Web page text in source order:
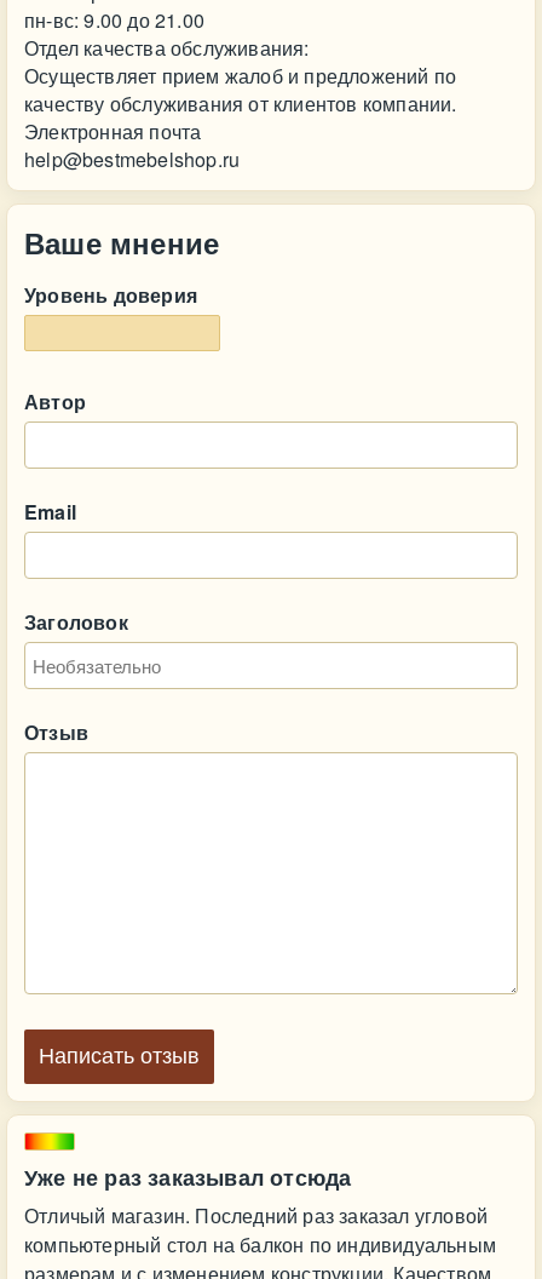
Уже не раз заказывал отсюда
Отличый магазин. Последний раз заказал угловой
компьютерный стол на балкон по индивидуальным
пн-вс: 9.00 до 21.00
Отдел качества обслуживания:
Осуществляет прием жалоб и предложений по
качеству обслуживания от клиентов компании.
Электронная почта
help@bestmebelshop.ru
Ваше мнение
Уровень доверия
Автор
Email
Заголовок
Отзыв
Написать отзыв